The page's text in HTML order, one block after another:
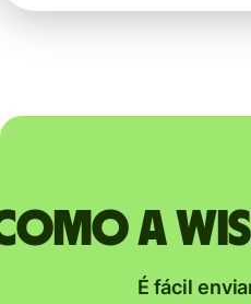
a
É fácil